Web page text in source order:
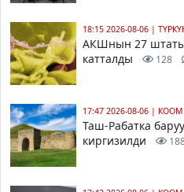
18:15 2026-08-06 |
АКШнын 27
катталды
128
17:47 2026-08-06 |
Таш-Рабатка
киргизилди